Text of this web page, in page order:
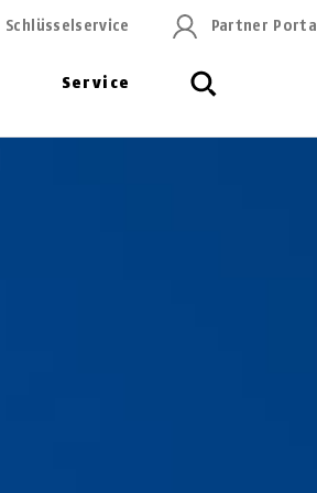
Service
Schlüssel­service Partner Portal